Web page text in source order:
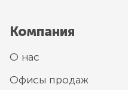
Компания
О нас
Офисы продаж